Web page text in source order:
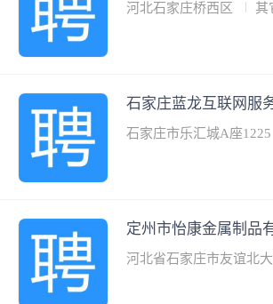
河北石家庄桥西区 其
石家庄蓝龙互联网服
石家庄市乐汇城A座1225
定州市怡康金属制品
河北省石家庄市友谊北